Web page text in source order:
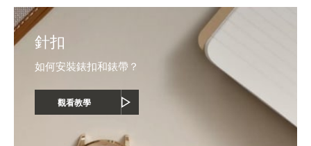
針扣
如何安裝錶扣和錶帶？
觀看教學